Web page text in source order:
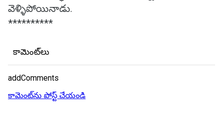
వెళ్ళిపోయినాడు.
**********
కామెంట్‌లు
addComments
కామెంట్‌ను పోస్ట్ చేయండి